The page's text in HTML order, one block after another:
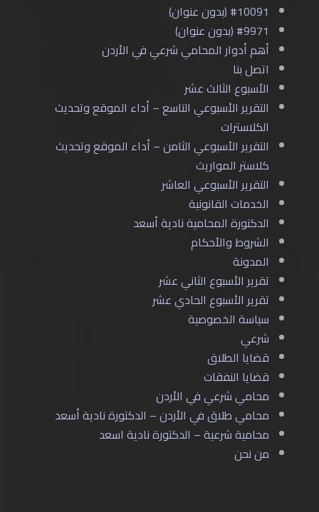
#10091 (بدون عنوان)
#9971 (بدون عنوان)
أهم أدوار المحامي شرعي في الأردن
اتصل بنا
الأسبوع الثالث عشر
التقرير الأسبوعي التاسع – أداء الموقع وتحديث
الكلاسترات
التقرير الأسبوعي الثامن – أداء الموقع وتحديث
كلاستر المواريث
التقرير الأسبوعي العاشر
الخدمات القانونية
الدكتورة المحامية نادية أسعد
الشروط والأحكام
المدونة
تقرير الأسبوع الثاني عشر
تقرير الأسبوع الحادي عشر
سياسة الخصوصية
شرعي
قضايا الطلاق
قضايا النفقات
محامي شرعي في الأردن
محامي طلاق في الأردن – الدكتورة نادية أسعد
محامية شرعية – الدكتورة نادية اسعد
من نحن